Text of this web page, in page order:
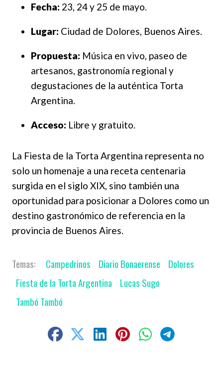
Fecha: 23, 24 y 25 de mayo.
Lugar: Ciudad de Dolores, Buenos Aires.
Propuesta: Música en vivo, paseo de
artesanos, gastronomía regional y
degustaciones de la auténtica Torta
Argentina.
Acceso: Libre y gratuito.
La Fiesta de la Torta Argentina representa no
solo un homenaje a una receta centenaria
surgida en el siglo XIX, sino también una
oportunidad para posicionar a Dolores como un
destino gastronómico de referencia en la
provincia de Buenos Aires.
Campedrinos Diario Bonaerense
Dolores
Fiesta de la Torta Argentina
Lucas Sugo
Tambó Tambó